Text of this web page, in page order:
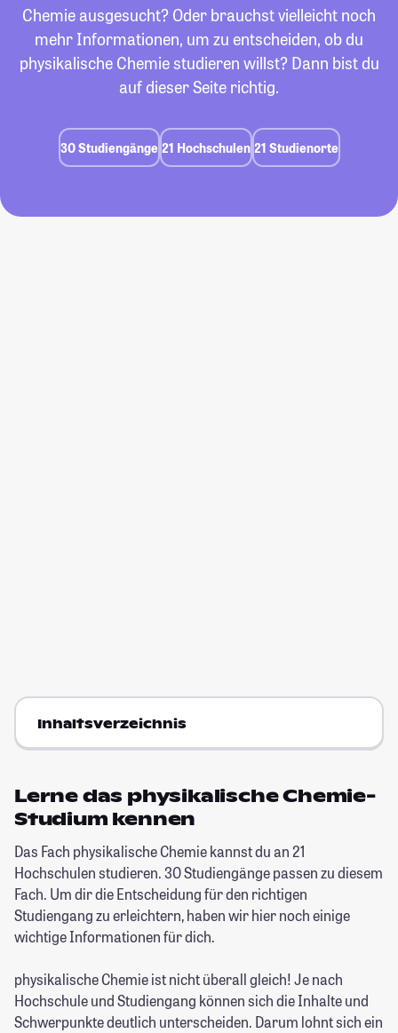
Chemie ausgesucht? Oder brauchst vielleicht noch
mehr Informationen, um zu entscheiden, ob du
physikalische Chemie studieren willst? Dann bist du
auf dieser Seite richtig.
30 Studiengänge 21 Hochschulen 21 Studienorte
Inhaltsverzeichnis
Lerne das physikalische Chemie-
Studium kennen
Das Fach physikalische Chemie kannst du an 21
Hochschulen studieren. 30 Studiengänge passen zu diesem
Fach. Um dir die Entscheidung für den richtigen
Studiengang zu erleichtern, haben wir hier noch einige
wichtige Informationen für dich.
physikalische Chemie ist nicht überall gleich! Je nach
Hochschule und Studiengang können sich die Inhalte und
Schwerpunkte deutlich unterscheiden. Darum lohnt sich ein